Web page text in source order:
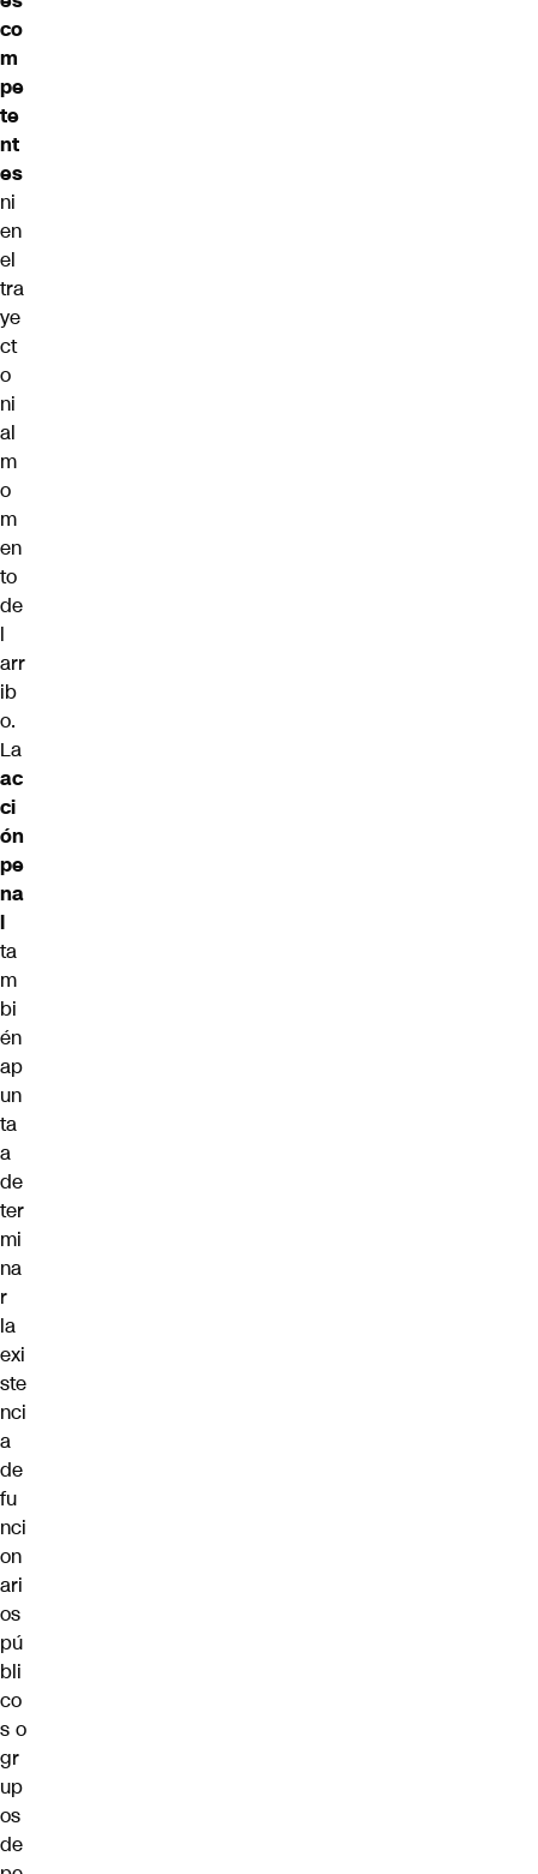
co
m
pe
te
nt
es
ni
en
el
tra
ye
ct
o
ni
al
m
o
m
en
to
de
l
arr
ib
o.
La
ac
ci
ón
pe
na
l
ta
m
bi
én
ap
un
ta
a
de
ter
mi
na
r
la
exi
ste
nci
a
de
fu
nci
on
ari
os
pú
bli
co
s o
gr
up
os
de